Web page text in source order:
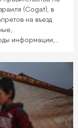
(Cogat), в
на въезд
информации,…